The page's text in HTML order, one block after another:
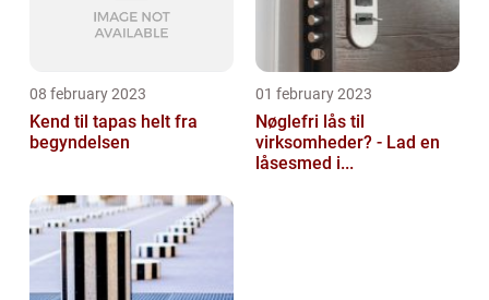
08 february 2023
Kend til tapas helt fra
begyndelsen
01 february 2023
Nøglefri lås til
virksomheder? - Lad en
låsesmed i...